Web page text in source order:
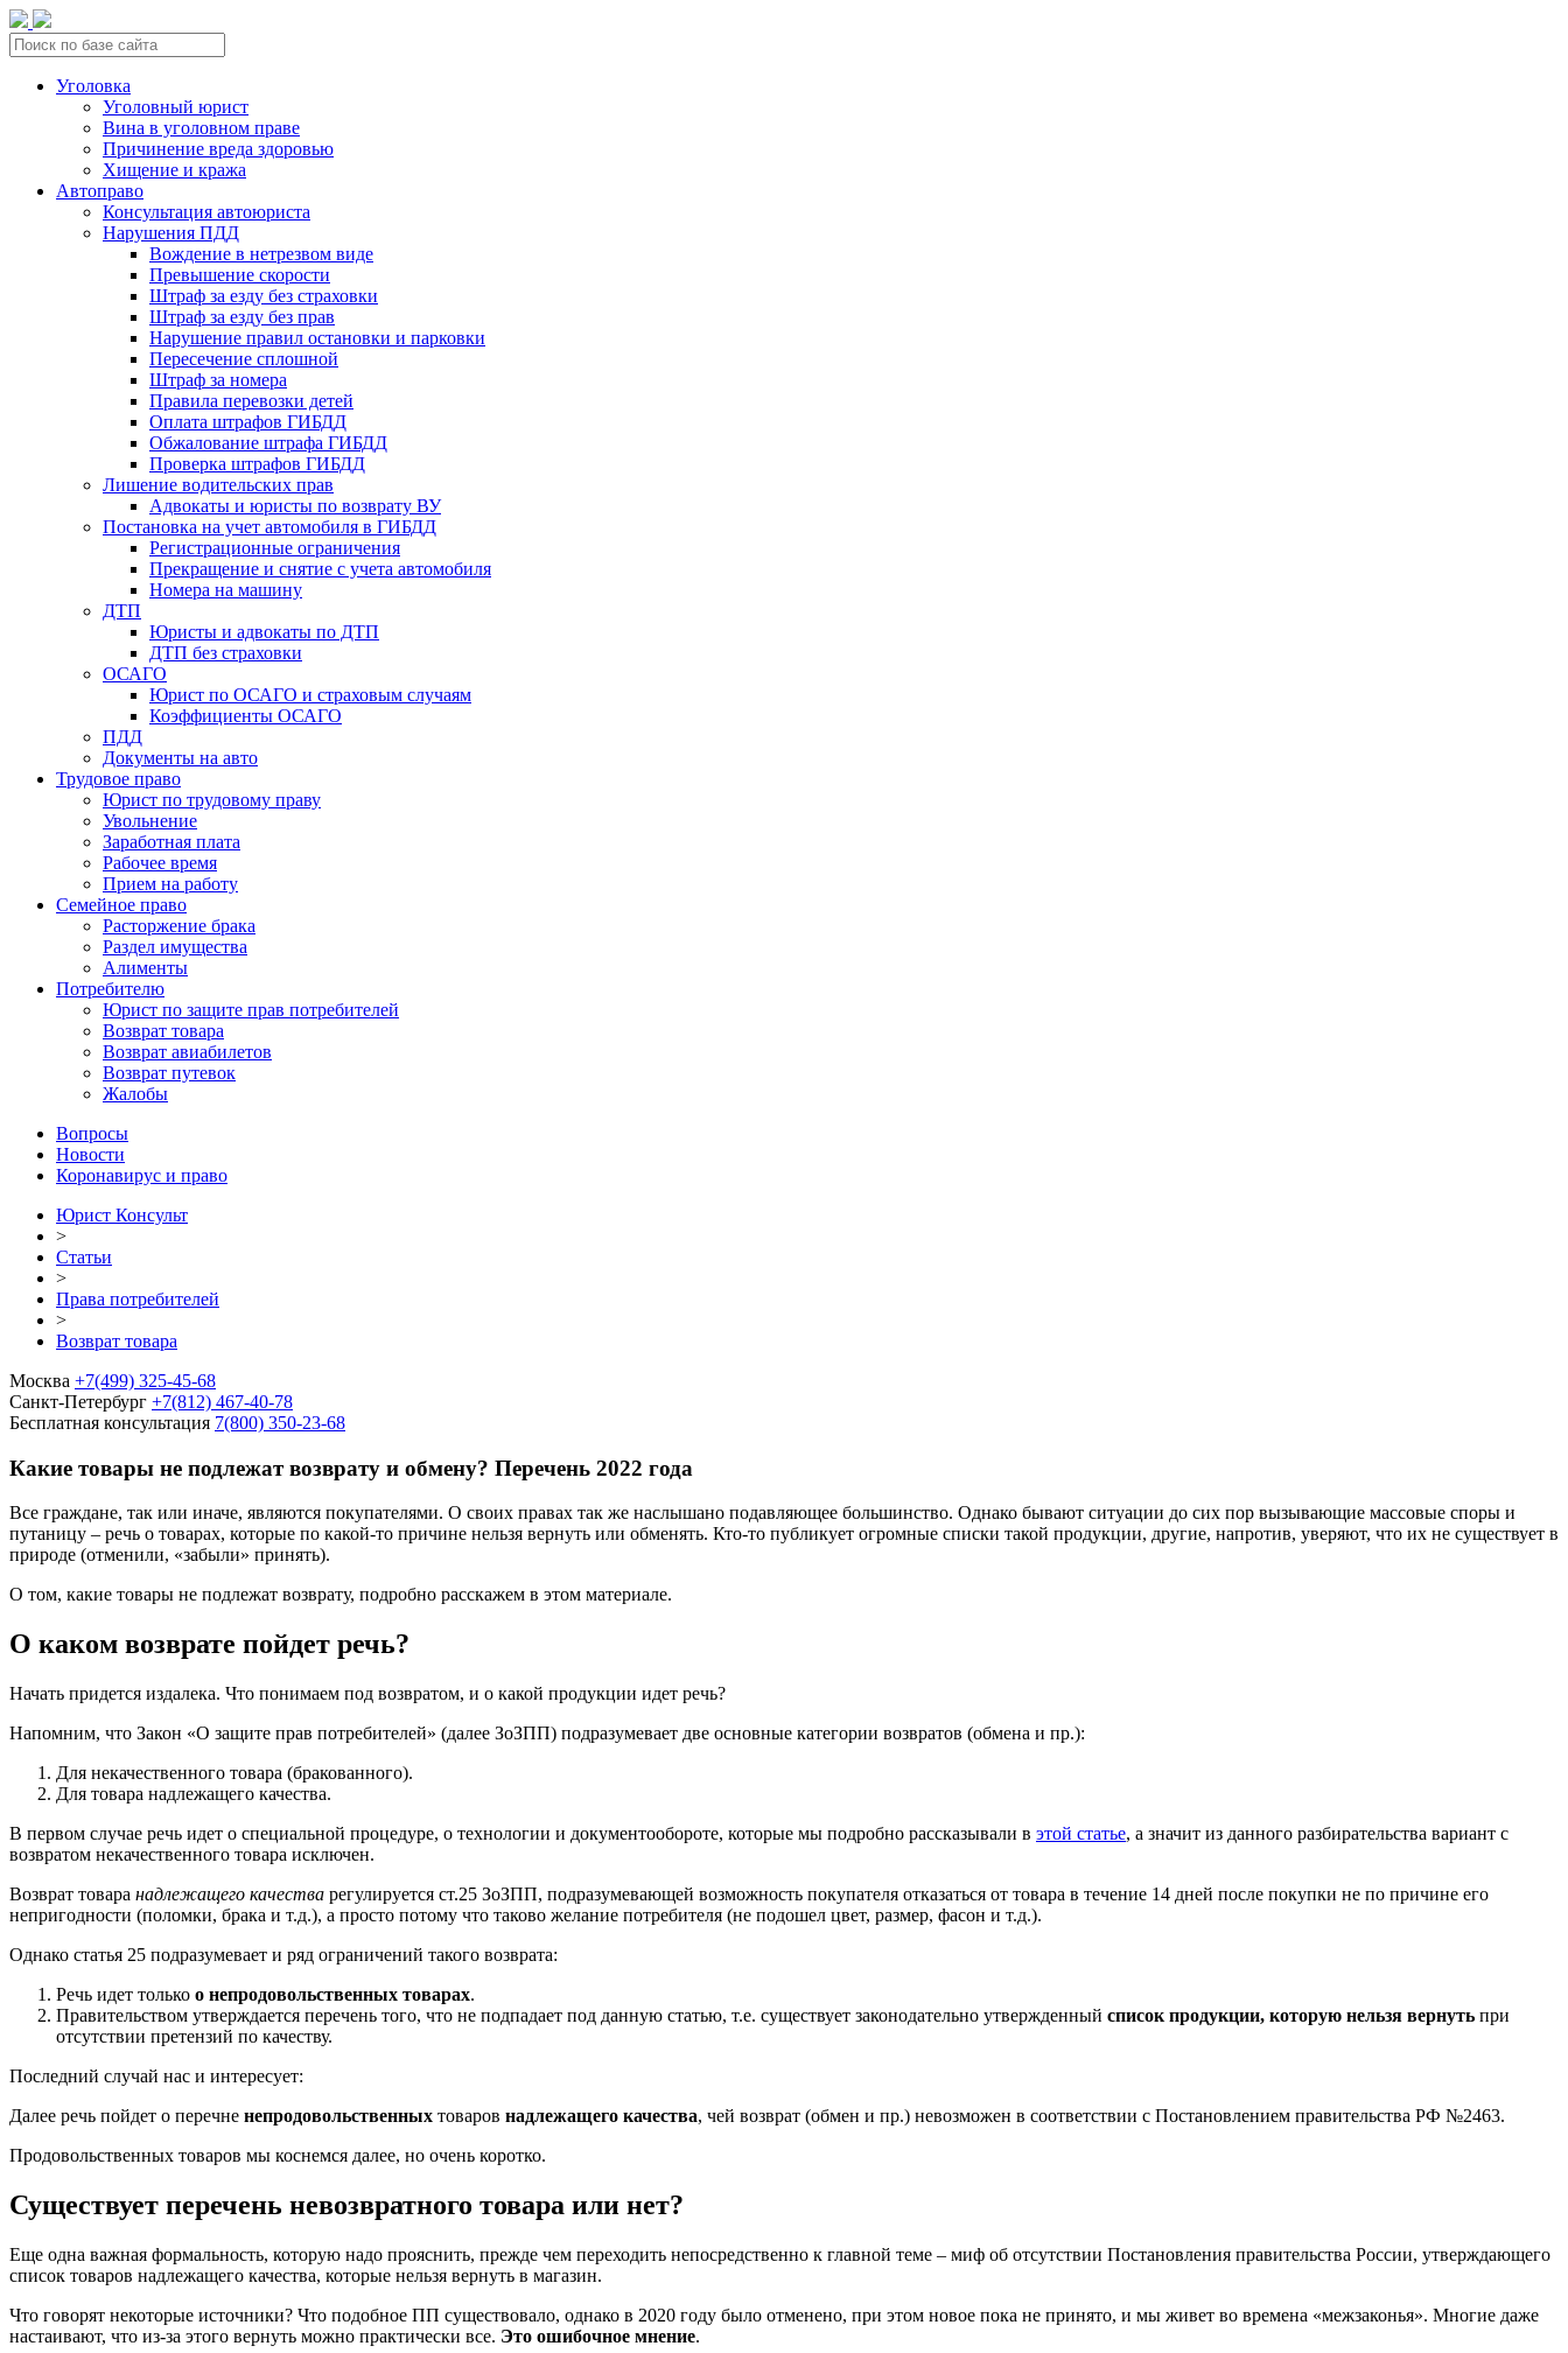
Уголовка
Уголовный юрист
Вина в уголовном праве
Причинение вреда здоровью
Хищение и кража
Автоправо
Консультация автоюриста
Нарушения ПДД
Вождение в нетрезвом виде
Превышение скорости
Штраф за езду без страховки
Штраф за езду без прав
Нарушение правил остановки и парковки
Пересечение сплошной
Штраф за номера
Правила перевозки детей
Оплата штрафов ГИБДД
Обжалование штрафа ГИБДД
Проверка штрафов ГИБДД
Лишение водительских прав
Адвокаты и юристы по возврату ВУ
Постановка на учет автомобиля в ГИБДД
Регистрационные ограничения
Прекращение и снятие с учета автомобиля
Номера на машину
ДТП
Юристы и адвокаты по ДТП
ДТП без страховки
ОСАГО
Юрист по ОСАГО и страховым случаям
Коэффициенты ОСАГО
ПДД
Документы на авто
Трудовое право
Юрист по трудовому праву
Увольнение
Заработная плата
Рабочее время
Прием на работу
Семейное право
Расторжение брака
Раздел имущества
Алименты
Потребителю
Юрист по защите прав потребителей
Возврат товара
Возврат авиабилетов
Возврат путевок
Жалобы
Вопросы
Новости
Коронавирус и право
Юрист Консульт
>
Статьи
>
Права потребителей
>
Возврат товара
Москва +7(499) 325-45-68
Санкт-Петербург +7(812) 467-40-78
Бесплатная консультация 7(800) 350-23-68
Какие товары не подлежат возврату и обмену? Перечень 2022 года
Все граждане, так или иначе, являются покупателями. О своих правах так же наслышано подавляющее большинство. Однако бывают ситуации до сих пор вызывающие массовые споры и
путаницу – речь о товарах, которые по какой-то причине нельзя вернуть или обменять. Кто-то публикует огромные списки такой продукции, другие, напротив, уверяют, что их не существует в
природе (отменили, «забыли» принять).
О том, какие товары не подлежат возврату, подробно расскажем в этом материале.
О каком возврате пойдет речь?
Начать придется издалека. Что понимаем под возвратом, и о какой продукции идет речь?
Напомним, что Закон «О защите прав потребителей» (далее ЗоЗПП) подразумевает две основные категории возвратов (обмена и пр.):
Для некачественного товара (бракованного).
Для товара надлежащего качества.
В первом случае речь идет о специальной процедуре, о технологии и документообороте, которые мы подробно рассказывали в этой статье, а значит из данного разбирательства вариант с
возвратом некачественного товара исключен.
Возврат товара надлежащего качества регулируется ст.25 ЗоЗПП, подразумевающей возможность покупателя отказаться от товара в течение 14 дней после покупки не по причине его
непригодности (поломки, брака и т.д.), а просто потому что таково желание потребителя (не подошел цвет, размер, фасон и т.д.).
Однако статья 25 подразумевает и ряд ограничений такого возврата:
Речь идет только о непродовольственных товарах.
Правительством утверждается перечень того, что не подпадает под данную статью, т.е. существует законодательно утвержденный список продукции, которую нельзя вернуть при
отсутствии претензий по качеству.
Последний случай нас и интересует:
Далее речь пойдет о перечне непродовольственных товаров надлежащего качества, чей возврат (обмен и пр.) невозможен в соответствии с Постановлением правительства РФ №2463.
Продовольственных товаров мы коснемся далее, но очень коротко.
Существует перечень невозвратного товара или нет?
Еще одна важная формальность, которую надо прояснить, прежде чем переходить непосредственно к главной теме – миф об отсутствии Постановления правительства России, утверждающего
список товаров надлежащего качества, которые нельзя вернуть в магазин.
Что говорят некоторые источники? Что подобное ПП существовало, однако в 2020 году было отменено, при этом новое пока не принято, и мы живет во времена «межзаконья». Многие даже
настаивают, что из-за этого вернуть можно практически все. Это ошибочное мнение.